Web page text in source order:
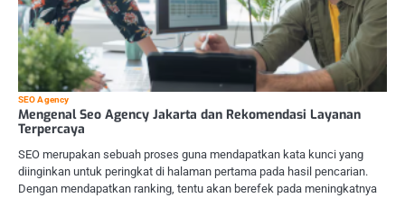
SEO Agency
Mengenal Seo Agency Jakarta dan Rekomendasi Layanan
Terpercaya
SEO merupakan sebuah proses guna mendapatkan kata kunci yang
diinginkan untuk peringkat di halaman pertama pada hasil pencarian.
Dengan mendapatkan ranking, tentu akan berefek pada meningkatnya